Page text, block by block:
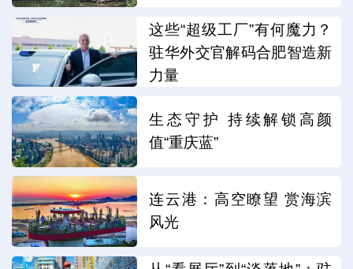
这些“超级工厂”有何魔力？
驻华外交官解码合肥智造新
力量
生态守护 持续解锁高颜
值“重庆蓝”
连云港：高空瞭望 赏海滨
风光